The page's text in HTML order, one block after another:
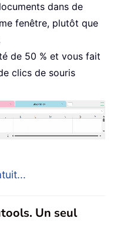
dans de
fenêtre, plutôt que
de 50 % et vous fait
clics de souris
Un seul